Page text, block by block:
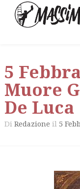
5
Muore
De Luca
Di Redazione il 5